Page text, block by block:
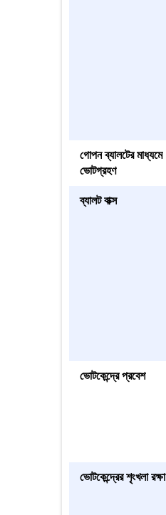
গোপন ব্যালটের মাধ্যমে
ভোটগ্রহণ
ব্যালট বাক্স
ভোটকেন্দ্রে প্রবেশ
ভোটকেন্দ্রের শৃংখলা রক্ষা